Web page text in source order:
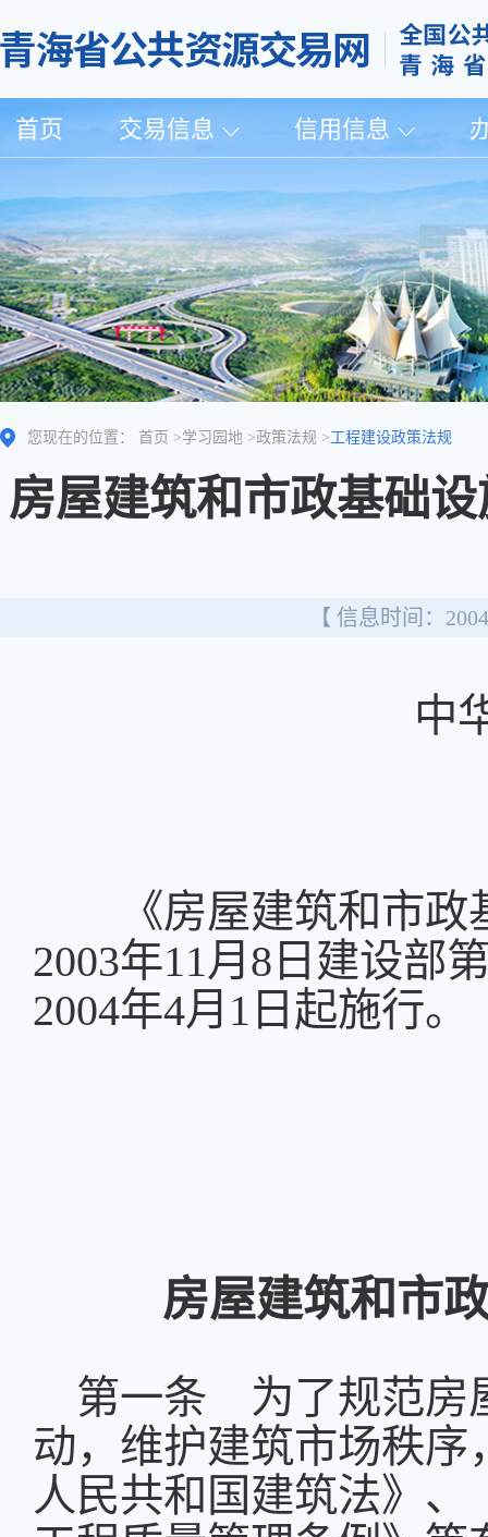
首页 交易信息 信用信息
您现在的位置： 首页 >学习园地 >政策法规 >工程建设政策法规
房屋建筑和市政基础
【 信息时间：
中
《房屋建筑和市政
2003年11月 8 日 建设部
2004年4月 1 日起施行。
房屋建筑和市
第一条 为了规范房
动，维护建筑市场秩
人民共和国建筑法》